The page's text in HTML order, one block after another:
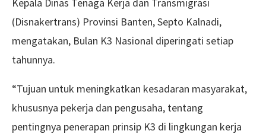
(Disnakertrans) Provinsi Banten, Septo Kalnadi,
mengatakan, Bulan K3 Nasional diperingati setiap
tahunnya.
“Tujuan untuk meningkatkan kesadaran masyarakat,
khususnya pekerja dan pengusaha, tentang
pentingnya penerapan prinsip K3 di lingkungan kerja